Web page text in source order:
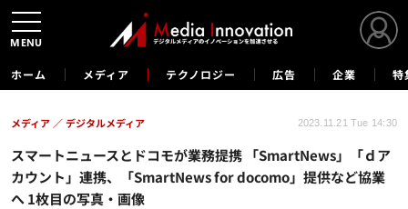
ホーム メディア テクノロジー 広告 企業 特
スマートニュースとドコモが業務提携 「SmartNews」「ｄア
カウント」連携、「SmartNews for docomo」提供など協業
へ 1枚目の写真・画像
メディア デジタルメディア 2023.11.21 Tue 14:30
MENU